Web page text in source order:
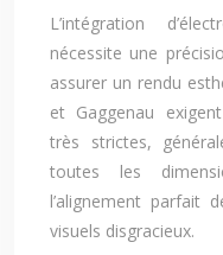
L’intégration
nécessite une
assurer un rendu
et Gaggenau
très strictes,
toutes les
l’alignement parfait
visuels disgracieux.